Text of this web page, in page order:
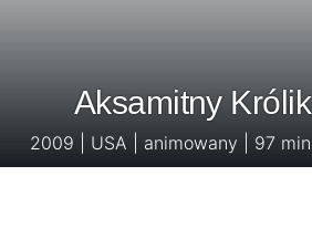
Aksamitny Królik
2009 | USA | animowany | 97 min